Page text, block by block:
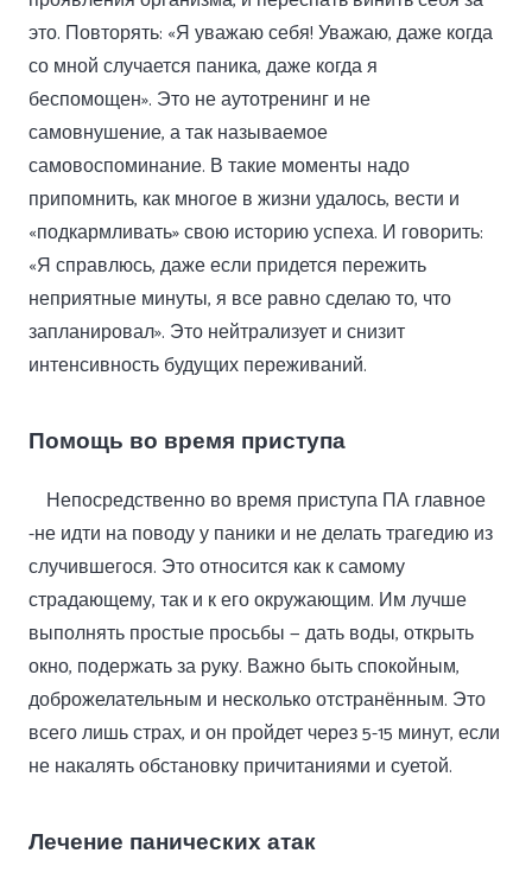
это. Повторять: «Я уважаю себя! Уважаю, даже когда
со мной случается паника, даже когда я
беспомощен». Это не аутотренинг и не
самовнушение, а так называемое
самовоспоминание. В такие моменты надо
припомнить, как многое в жизни удалось, вести и
«подкармливать» свою историю успеха. И говорить:
«Я справлюсь, даже если придется пережить
неприятные минуты, я все равно сделаю то, что
запланировал». Это нейтрализует и снизит
интенсивность будущих переживаний.
Помощь во время приступа
Непосредственно во время приступа ПА главное
-не идти на поводу у паники и не делать трагедию из
случившегося. Это относится как к самому
страдающему, так и к его окружающим. Им лучше
выполнять простые просьбы — дать воды, открыть
окно, подержать за руку. Важно быть спокойным,
доброжелательным и несколько отстранённым. Это
всего лишь страх, и он пройдет через 5-15 минут, если
не накалять обстановку причитаниями и суетой.
Лечение панических атак